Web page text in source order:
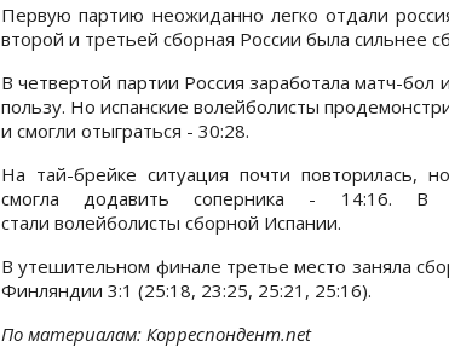
Первую партию неожиданно легко отдали
второй и третьей сборная России была сильнее
В четвертой партии Россия заработала матч-
пользу. Но испанские волейболисты
и смогли отыграться - 30:28.
На тай-брейке ситуация почти повторилась,
смогла додавить соперника - 14:16. В
стали волейболисты сборной Испании.
В утешительном финале третье место заняла
Финляндии 3:1 (25:18, 23:25, 25:21, 25:16).
По материалам: Корреспондент.net